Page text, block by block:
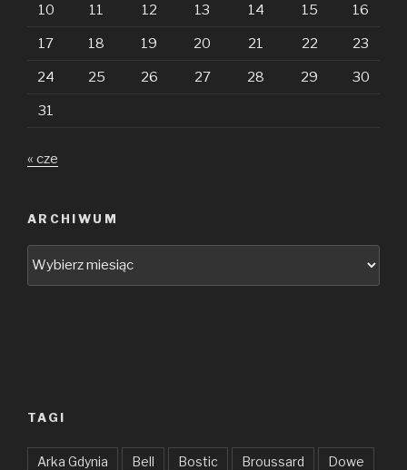
10 11 12 13 14 15 16
17 18 19 20 21 22 23
24 25 26 27 28 29 30
31
« cze
ARCHIWUM
TAGI
Arka Gdynia Bell Bostic Broussard Dowe